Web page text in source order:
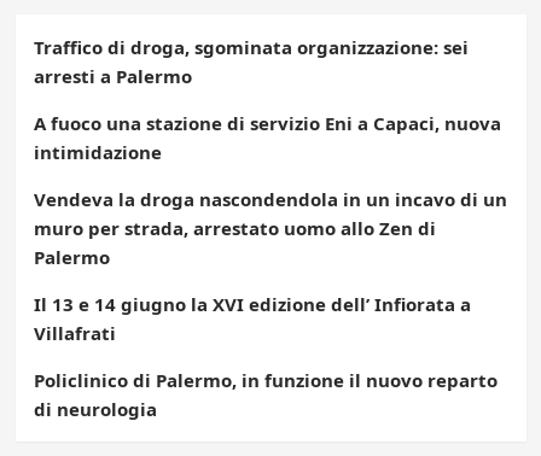
Traffico di droga, sgominata organizzazione: sei
arresti a Palermo
A fuoco una stazione di servizio Eni a Capaci, nuova
intimidazione
Vendeva la droga nascondendola in un incavo di un
muro per strada, arrestato uomo allo Zen di
Palermo
Il 13 e 14 giugno la XVI edizione dell’ Infiorata a
Villafrati
Policlinico di Palermo, in funzione il nuovo reparto
di neurologia